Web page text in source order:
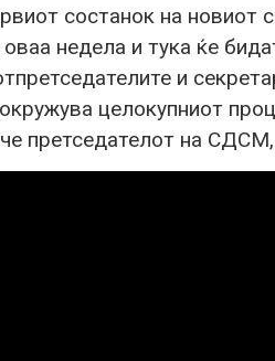
состанок на новиот
оваа недела и тука ќе
и
целокупниот
претседателот на